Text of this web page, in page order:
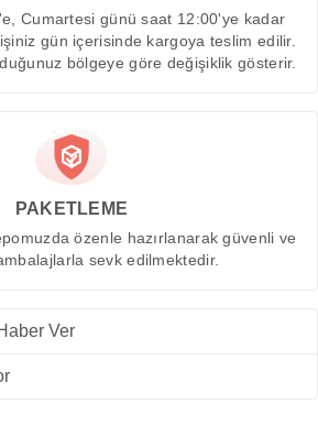
Cumartesi günü saat 12:00'ye kadar
gün içerisinde kargoya teslim edilir.
bölgeye göre değişiklik gösterir.
PAKETLEME
özenle hazırlanarak güvenli ve
sevk edilmektedir.
Ver